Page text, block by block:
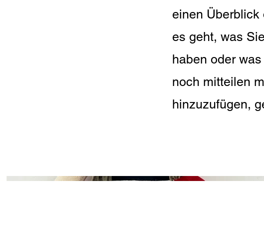
einen Überblick
es geht, was
haben oder
noch mitteilen
hinzuzufügen,